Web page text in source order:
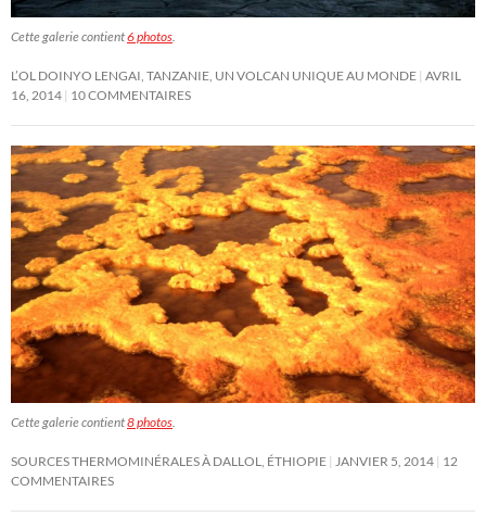
Cette galerie contient6 photos
L’OL DOINYO LENGAI, TANZANIE, UN VOLCAN UNIQUE AU MONDE AVRIL
16, 2014 10 COMMENTAIRES
Cette galerie contient8 photos
SOURCES THERMOMINÉRALES À DALLOL, ÉTHIOPIE JANVIER 5, 2014 12
COMMENTAIRES